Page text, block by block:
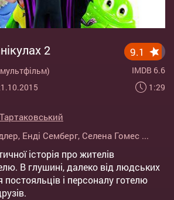
2 9.1
IMDB 6.6
1:29
, Енді Семберг, Селена Гомес ...
історія про жителів
В глушині, далеко від людських
і персоналу готелю